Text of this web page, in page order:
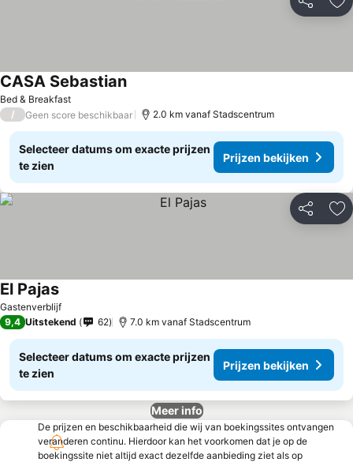
Delen
Bed & Breakfast
CASA SebastianPrijzen bekijken
/ Geen score beschikbaar 2.0 km vanaf Stadscentrum
Selecteer datums om exacte prijzen
te zien
Prijzen bekijken
Delen
Gastenverblijf
El PajasPrijzen bekijken
9,4 Uitstekend 62 7.0 km vanaf Stadscentrum
Selecteer datums om exacte prijzen
te zien
Prijzen bekijken
Meer info
De prijzen en beschikbaarheid die wij van boekingssites ontvangen
veranderen continu. Hierdoor kan het voorkomen dat je op de
boekingssite niet altijd exact dezelfde aanbieding ziet als op